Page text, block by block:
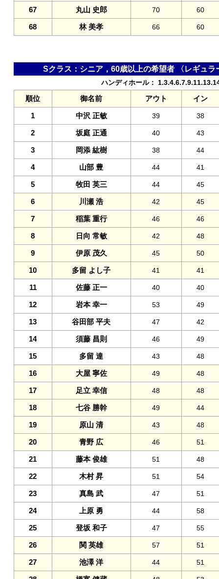
67 丸山 史郎 70 60
68 林 美孝 66 60
Sクラス：シニア，60歳以上の希望者 〈レギュ
ハンディホール：
順位 御名前 アウト イン
1 中沢 正敏 39 38
2 坂庭 正通 40 43
3 岡添 紘樹 38 44
4 山部 豊 44 41
5 牧田 英三 44 45
6 川瀬 浩 42 45
7 稲葉 重行 46 46
8 日向 常敏 42 48
9 伊原 茂久 45 50
10 多留 よし子 41 41
11 佐藤 正一 40 40
12 岩本 幸一 53 49
13 谷田部 平夫 47 42
14 須藤 昌則 46 49
15 多留 達 43 48
16 大屋 寧佐 49 48
17 足立 幸信 48 48
18 七谷 勝幹 49 44
19 原山 清 43 48
20 青野 広 46 51
21 藤本 俊雄 51 48
22 木村 昇 51 54
23 真島 武 47 51
24 上原 勇 44 58
25 登坂 和子 47 55
26 関 英雄 57 51
27 池澤 洋 44 51